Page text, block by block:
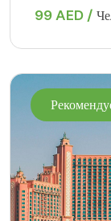
99 AED /